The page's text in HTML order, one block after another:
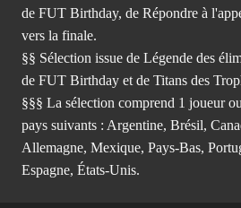
de FUT Birthday, de Répondre à
vers la finale.
§§ Sélection issue de Légende des
de FUT Birthday et de Titans des
§§§ La sélection comprend 1 joueur
pays suivants : Argentine, Brésil,
Allemagne, Mexique, Pays-Bas,
Espagne, États-Unis.